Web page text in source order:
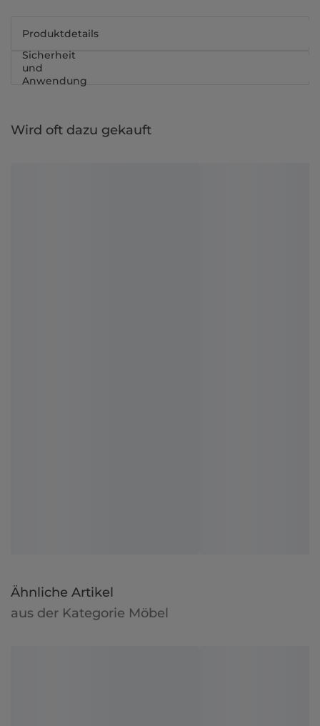
Produktdetails
Sicherheit
und
Anwendung
Wird oft dazu gekauft
Ähnliche Artikel
aus der Kategorie Möbel